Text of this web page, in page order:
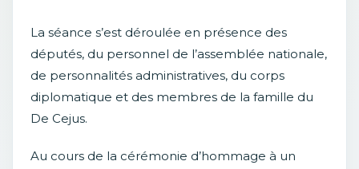
La séance s’est déroulée en présence des
députés, du personnel de l’assemblée nationale,
de personnalités administratives, du corps
diplomatique et des membres de la famille du
De Cejus.
Au cours de la cérémonie d’hommage à un